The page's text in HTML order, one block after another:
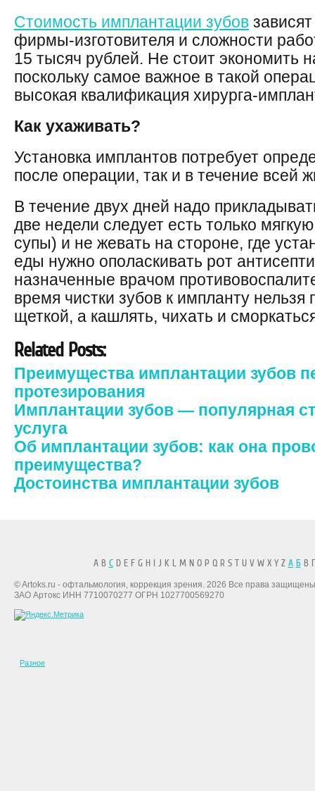
Стоимость имплантации зубов
фирмы-изготовителя и сложности
15 тысяч рублей. Не стоит экономить
поскольку самое важное в такой
высокая квалификация хирурга-
Как ухаживать?
Установка имплантов потребует
после операции, так и в течение всей
В течение двух дней надо
две недели следует есть только
супы) и не жевать на стороне, где
еды нужно ополаскивать рот
назначенные врачом
время чистки зубов к импланту нельзя
щеткой, а кашлять, чихать и
Related Posts:
Преимущества имплантации зубов
протезирования
Имплантации зубов — популярная
услуга
Об имплантации зубов: как она
преимущества?
Достоинства имплантации зубов
A B CD E F G H I J K L M N O P Q R S T U V W X Y Z А БВ
© Artoks.ru - офтальмология, коррекция зрения. 2026 Все права
ЗАО Артокс ИНН 7710070277 ОГРН 1027700569270
Разное